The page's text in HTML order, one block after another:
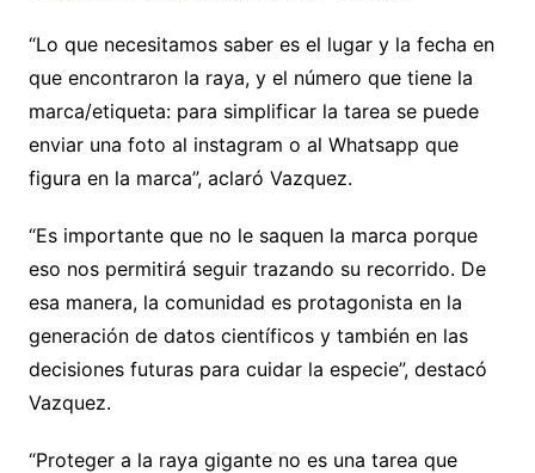
“Lo que necesitamos saber es el lugar y la fecha en
que encontraron la raya, y el número que tiene la
marca/etiqueta: para simplificar la tarea se puede
enviar una foto al instagram o al Whatsapp que
figura en la marca”, aclaró Vazquez.
“Es importante que no le saquen la marca porque
eso nos permitirá seguir trazando su recorrido. De
esa manera, la comunidad es protagonista en la
generación de datos científicos y también en las
decisiones futuras para cuidar la especie”, destacó
Vazquez.
“Proteger a la raya gigante no es una tarea que